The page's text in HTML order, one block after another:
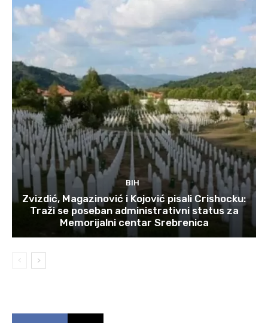
BIH
Zvizdić, Magazinović i Kojović pisali Crishocku:
Traži se poseban administrativni status za
Memorijalni centar Srebrenica